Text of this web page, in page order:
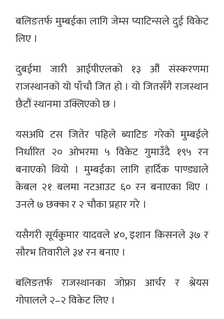
बलिङतर्फ मुम्बईका लागि जेम्स प्याटिन्सले दुई विकेट
लिए ।
दुबईमा जारी आईपीएलको १३ औं संस्करणमा
राजस्थानको यो पाँचौ जित हो । यो जितसँगै राजस्थान
छैटौं स्थानमा उक्लिएको छ ।
यसअघि टस जितेर पहिले ब्याटिङ गरेको मुम्बईले
निर्धारित २० ओभरमा ५ विकेट गुमाउँदै १९५ रन
बनाएको थियो । मुम्बईका लागि हार्दिक पाण्ड्याले
केबल २१ बलमा नटआउट ६० रन बनाएका थिए ।
उनले ७ छक्का र २ चौका प्रहार गरे ।
यसैगरी सूर्यकुमार यादवले ४०, इशान किसनले ३७ र
सौरभ तिवारीले ३४ रन बनाए ।
बलिङतर्फ राजस्थानका जोफ्रा आर्चर र श्रेयस
गोपालले २–२ विकेट लिए ।